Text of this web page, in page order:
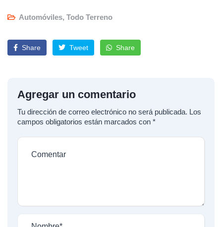
Automóviles, Todo Terreno
Share Tweet Share
Agregar un comentario
Tu dirección de correo electrónico no será publicada. Los
campos obligatorios están marcados con *